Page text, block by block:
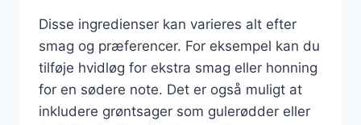
Disse ingredienser kan varieres alt efter
smag og præferencer. For eksempel kan du
tilføje hvidløg for ekstra smag eller honning
for en sødere note. Det er også muligt at
inkludere grøntsager som gulerødder eller